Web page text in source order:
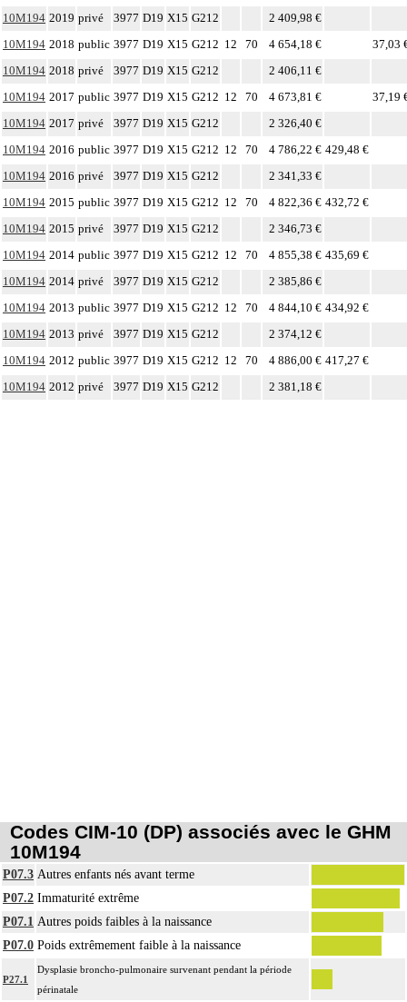
10M194 2019 privé 3977 D19 X15 G212
2 409,98 €
10M194 2018 public 3977 D19 X15 G212 12 70 4 654,18 €
37,03
10M194 2018 privé 3977 D19 X15 G212
2 406,11 €
10M194 2017 public 3977 D19 X15 G212 12 70 4 673,81 €
37,19
10M194 2017 privé 3977 D19 X15 G212
2 326,40 €
10M194 2016 public 3977 D19 X15 G212 12 70 4 786,22 € 429,48 €
10M194 2016 privé 3977 D19 X15 G212
2 341,33 €
10M194 2015 public 3977 D19 X15 G212 12 70 4 822,36 € 432,72 €
10M194 2015 privé 3977 D19 X15 G212
2 346,73 €
10M194 2014 public 3977 D19 X15 G212 12 70 4 855,38 € 435,69 €
10M194 2014 privé 3977 D19 X15 G212
2 385,86 €
10M194 2013 public 3977 D19 X15 G212 12 70 4 844,10 € 434,92 €
10M194 2013 privé 3977 D19 X15 G212
2 374,12 €
10M194 2012 public 3977 D19 X15 G212 12 70 4 886,00 € 417,27 €
10M194 2012 privé 3977 D19 X15 G212 2 381,18 €
Codes CIM-10 (DP) associés avec le GHM
10M194
P07.3 Autres enfants nés avant terme
P07.2 Immaturité extrême
P07.1 Autres poids faibles à la naissance
P07.0 Poids extrêmement faible à la naissance
P27.1
Dysplasie broncho-pulmonaire survenant pendant la période
périnatale